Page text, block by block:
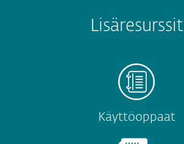
Lisäresurssit
Käyttöoppaat